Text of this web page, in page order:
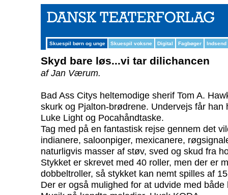
Skuespil børn og unge Skuespil voksne Digital Fagbøger Indsend
Skyd bare løs...vi tar dilichancen
af Jan Værum.
Bad Ass Citys heltemodige sherif Tom A.
skurk og Pjalton-brødrene. Undervejs får
Luke Light og Pocahåndtaske.
Tag med på en fantastisk rejse gennem det
indianere, saloonpiger, mexicanere,
naturligvis masser af støv, sved og skud fra
Stykket er skrevet med 40 roller, men der er
dobbeltroller, så stykket kan nemt spilles af
Der er også mulighed for at udvide med både